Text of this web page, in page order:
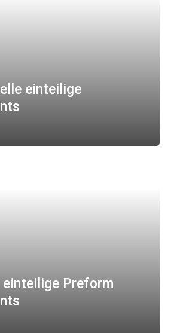
einteilige
einteilige Preform